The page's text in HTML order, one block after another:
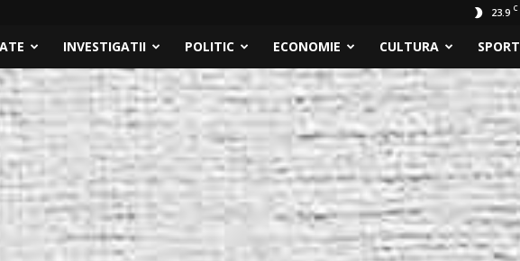
23.9 C
INVESTIGATII POLITIC ECONOMIE CULTURA SPORT